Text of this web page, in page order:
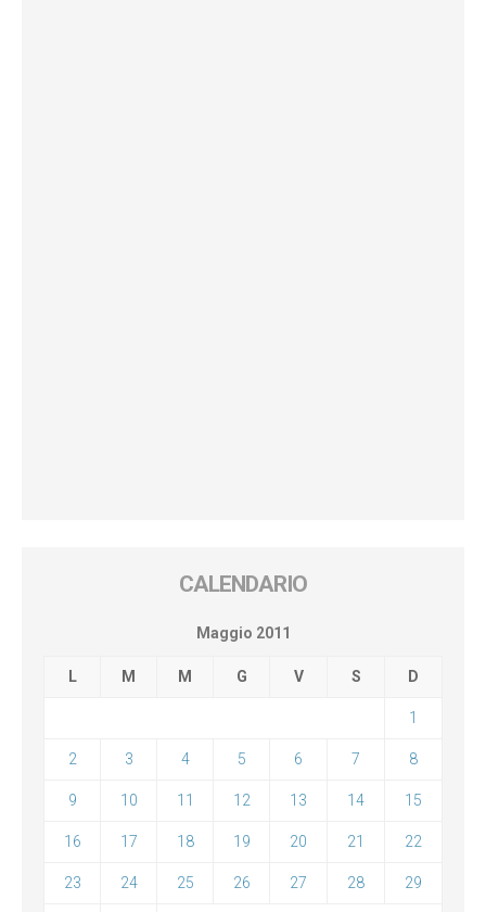
CALENDARIO
Maggio 2011
L M M G V S D
1
2 3 4 5 6 7 8
9 10 11 12 13 14 15
16 17 18 19 20 21 22
23 24 25 26 27 28 29